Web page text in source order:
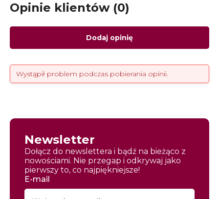
Opinie klientów (0)
Dodaj opinię
Wystąpił problem podczas pobierania opinii.
Newsletter
Dołącz do newslettera i bądź na bieżąco z
nowościami. Nie przegap i odkrywaj jako
pierwszy to, co najpiękniejsze!
E-mail